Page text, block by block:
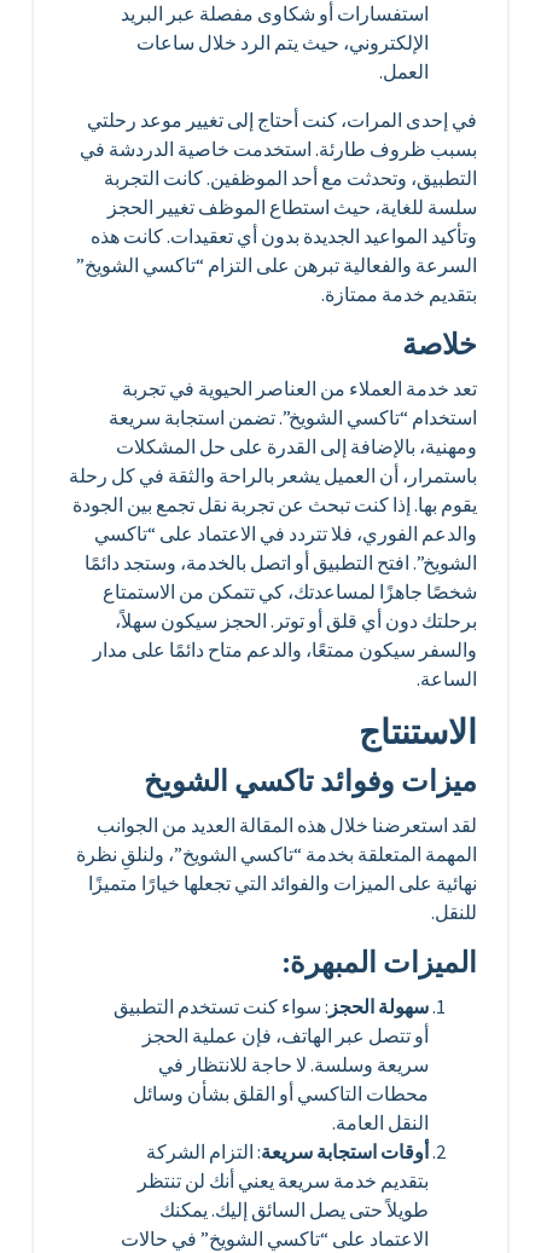
استفسارات أو شكاوى مفصلة عبر البريد
الإلكتروني، حيث يتم الرد خلال ساعات
العمل.
في إحدى المرات، كنت أحتاج إلى تغيير موعد رحلتي
بسبب ظروف طارئة. استخدمت خاصية الدردشة في
التطبيق، وتحدثت مع أحد الموظفين. كانت التجربة
سلسة للغاية، حيث استطاع الموظف تغيير الحجز
وتأكيد المواعيد الجديدة بدون أي تعقيدات. كانت هذه
السرعة والفعالية تبرهن على التزام “تاكسي الشويخ”
بتقديم خدمة ممتازة.
خلاصة
تعد خدمة العملاء من العناصر الحيوية في تجربة
استخدام “تاكسي الشويخ”. تضمن استجابة سريعة
ومهنية، بالإضافة إلى القدرة على حل المشكلات
باستمرار، أن العميل يشعر بالراحة والثقة في كل رحلة
يقوم بها. إذا كنت تبحث عن تجربة نقل تجمع بين الجودة
والدعم الفوري، فلا تتردد في الاعتماد على “تاكسي
الشويخ”. افتح التطبيق أو اتصل بالخدمة، وستجد دائمًا
شخصًا جاهزًا لمساعدتك، كي تتمكن من الاستمتاع
برحلتك دون أي قلق أو توتر. الحجز سيكون سهلاً،
والسفر سيكون ممتعًا، والدعم متاح دائمًا على مدار
الساعة.
الاستنتاج
ميزات وفوائد تاكسي الشويخ
لقد استعرضنا خلال هذه المقالة العديد من الجوانب
المهمة المتعلقة بخدمة “تاكسي الشويخ”، ولنلقِ نظرة
نهائية على الميزات والفوائد التي تجعلها خيارًا متميزًا
للنقل.
الميزات المبهرة:
سهولة الحجز: سواء كنت تستخدم التطبيق
أو تتصل عبر الهاتف، فإن عملية الحجز
سريعة وسلسة. لا حاجة للانتظار في
محطات التاكسي أو القلق بشأن وسائل
النقل العامة.
أوقات استجابة سريعة: التزام الشركة
بتقديم خدمة سريعة يعني أنك لن تنتظر
طويلاً حتى يصل السائق إليك. يمكنك
الاعتماد على “تاكسي الشويخ” في حالات